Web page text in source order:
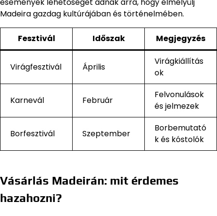
események lehetőséget adnak arra, hogy elmélyülj
Madeira gazdag kultúrájában és történelmében.
Fesztivál Időszak Megjegyzés
Virágfesztivál Április
Virágkiállítás
ok
Karnevál Február
Felvonulások
és jelmezek
Borfesztivál Szeptember
Borbemutató
k és kóstolók
Vásárlás Madeirán: mit érdemes
hazahozni?